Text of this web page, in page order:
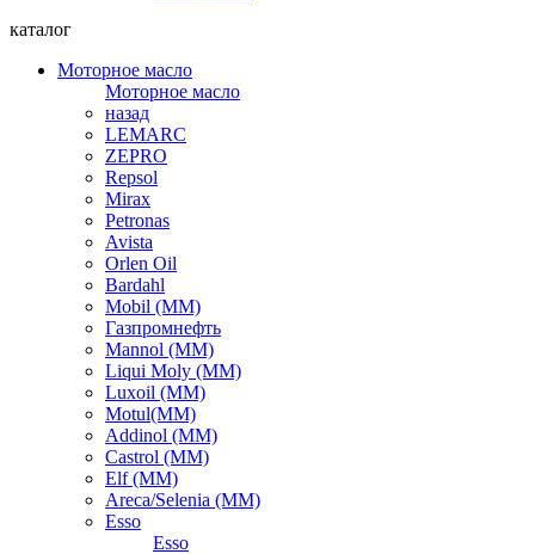
каталог
Моторное масло
Моторное масло
назад
LEMARC
ZEPRO
Repsol
Mirax
Petronas
Avista
Orlen Oil
Bardahl
Mobil (ММ)
Газпромнефть
Mannol (ММ)
Liqui Moly (ММ)
Luxoil (ММ)
Motul(ММ)
Addinol (ММ)
Castrol (ММ)
Elf (ММ)
Areca/Selenia (ММ)
Esso
Esso